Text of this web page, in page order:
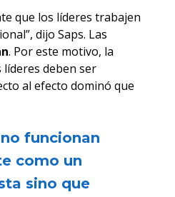
que los líderes trabajen
dijo Saps. Las
. Por este motivo, la
deben ser
al efecto dominó que
funcionan
como un
sino que